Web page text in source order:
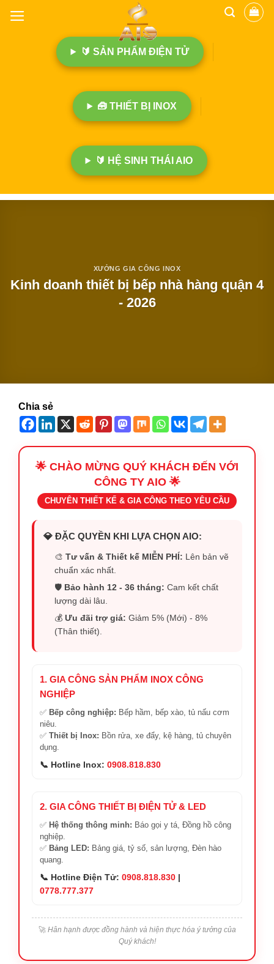
🔰 SẢN PHẨM ĐIỆN TỬ
🧰 THIẾT BỊ INOX
🔰 HỆ SINH THÁI AIO
XƯỞNG GIA CÔNG INOX
Kinh doanh thiết bị bếp nhà hàng quận 4
- 2026
Chia sẻ
🌟 CHÀO MỪNG QUÝ KHÁCH ĐẾN VỚI
CÔNG TY AIO 🌟
CHUYÊN THIẾT KẾ & GIA CÔNG THEO YÊU CẦU
💎 ĐẶC QUYỀN KHI LỰA CHỌN AIO:
🎨Tư vấn & Thiết kế MIỄN PHÍ: Lên bản vẽ
chuẩn xác nhất.
🛡️ Bảo hành 12 - 36 tháng: Cam kết chất
lượng dài lâu.
💰Ưu đãi trợ giá: Giảm 5% (Mới) - 8%
(Thân thiết).
1. GIA CÔNG SẢN PHẨM INOX CÔNG
NGHIỆP
✅ Bếp công nghiệp: Bếp hầm, bếp xào, tủ nấu cơm
niêu.
✅ Thiết bị Inox: Bồn rửa, xe đẩy, kệ hàng, tủ chuyên
dụng.
📞 Hotline Inox: 0908.818.830
2. GIA CÔNG THIẾT BỊ ĐIỆN TỬ & LED
✅ Hệ thống thông minh: Báo gọi y tá, Đồng hồ công
nghiệp.
✅ Bảng LED: Bảng giá, tỷ số, sản lượng, Đèn hào
quang.
📞 Hotline Điện Tử: 0908.818.830 |
0778.777.377
🚀 Hân hạnh được đồng hành và hiện thực hóa ý tưởng của
Quý khách!